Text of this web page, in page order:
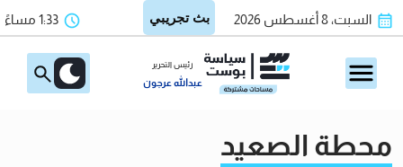
السبت، 8 أغسطس 2026 1:33 مساءً
رئيس التحرير
عبدالله عرجون
محطة الصعيد